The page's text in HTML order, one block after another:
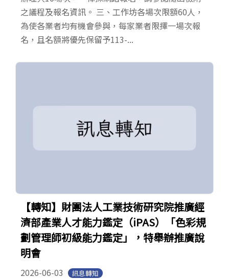
之議程及報名資訊。 三、工作坊各場次限額60人，
為使各業者均有機會參與，每家業者限擇一場次報
名，且名額將優先保留予113-...
【轉知】財團法人工業技術研究院推廣經
濟部產業人才能力鑑定（iPAS）「色彩規
劃管理師初級能力鑑定」，特舉辦推廣說
明會
2026-06-03 訊息轉知